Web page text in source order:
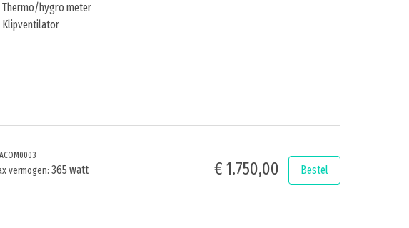
Thermo/hygro meter
Klipventilator
vermogen: 365 watt € 1.750,00 Bestel